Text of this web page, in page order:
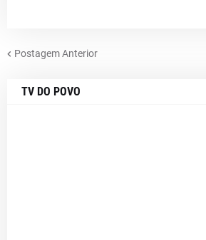
Postagem Anterior
TV DO POVO